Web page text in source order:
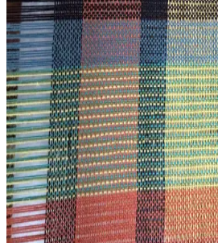
Rigid Heddle Dokuma
Deneyimleri: İki Yıllık
Rigid heddle dokuma tezgahıyla iki yıl
aparat kullanımı ve desen hizalanması
karşılaşılan zorlukları ele alır. Pratik
artırılır.
Tapestry Dokuma Sanatında
Canlandırılması ve Teknik
Tapestry dokuma sanatında kedi
süreçleri anlatılıyor. Pippin adlı kedinin
nakışla desteklenen detaylarla yeniden